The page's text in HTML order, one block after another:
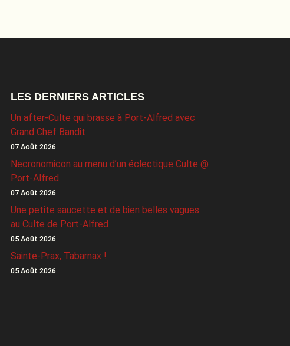
LES DERNIERS ARTICLES
Un after-Culte qui brasse à Port-Alfred avec
Grand Chef Bandit
07 Août 2026
Necronomicon au menu d’un éclectique Culte @
Port-Alfred
07 Août 2026
Une petite saucette et de bien belles vagues
au Culte de Port-Alfred
05 Août 2026
Sainte-Prax, Tabarnax !
05 Août 2026